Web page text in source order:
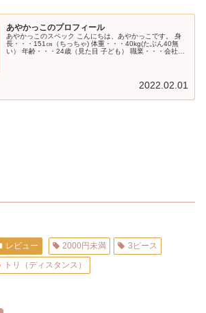
あやかっこのプロフィール
あやかっこのスペック こんにちは、あやかっこです。 身
長・・・151㎝（ちっちゃ) 体重・・・40kg(たぶん40無
い） 年齢・・・24歳（見た目 子ども） 職業・・・会社員
2022.02.01
レビュー 2000円未満
3ピース
トリ（ディスタンス）